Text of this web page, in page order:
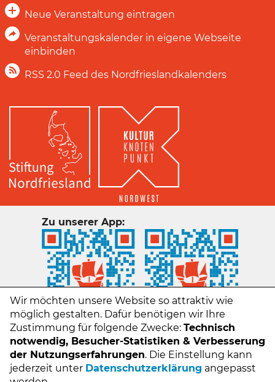
Neue Veranstaltung eintragen
Veranstaltungskalender in eigene Webseite
einbinden
RSS 2.0 Feed des Nordfrieslandkalenders
Kontakt
Zu unserer App:
Wir möchten unsere Website so attraktiv wie
möglich gestalten. Dafür benötigen wir Ihre
Zustimmung für folgende Zwecke: Technisch
notwendig, Besucher-Statistiken & Verbesserung
der Nutzungserfahrungen. Die Einstellung kann
jederzeit unter Datenschutzerklärung angepasst